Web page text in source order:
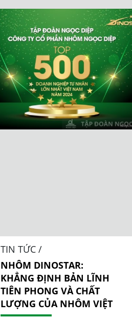
TIN TỨC /
NHÔM DINOSTAR:
KHẲNG ĐỊNH BẢN LĨNH
TIÊN PHONG VÀ CHẤT
LƯỢNG CỦA NHÔM VIỆT